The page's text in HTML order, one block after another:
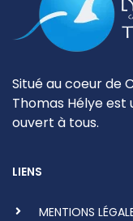
Situé au coeur de
Thomas Hélye
ouvert à tous.
LIENS
MENTIONS